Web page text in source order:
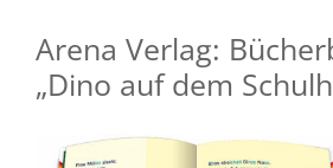
Arena Verlag:
„Dino auf dem